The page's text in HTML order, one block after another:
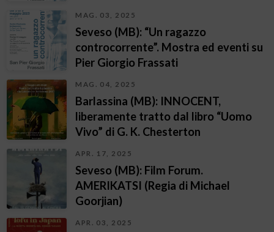
MAG. 03, 2025
Seveso (MB): “Un ragazzo
controcorrente”. Mostra ed eventi su
Pier Giorgio Frassati
MAG. 04, 2025
Barlassina (MB): INNOCENT,
liberamente tratto dal libro “Uomo
Vivo” di G. K. Chesterton
APR. 17, 2025
Seveso (MB): Film Forum.
AMERIKATSI (Regia di Michael
Goorjian)
APR. 03, 2025